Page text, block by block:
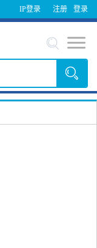
IP登录 登录
注册